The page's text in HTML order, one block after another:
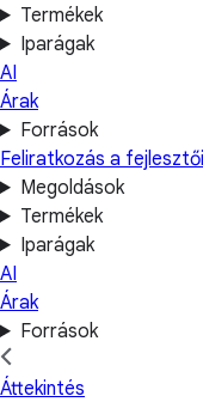
Termékek
Iparágak
AI
Árak
Források
Feliratkozás a
Megoldások
Termékek
Iparágak
AI
Árak
Források
Áttekintés